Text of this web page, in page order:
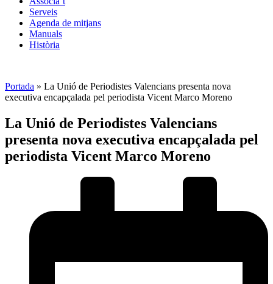
Serveis
Agenda de mitjans
Manuals
Història
Portada » La Unió de Periodistes Valencians presenta nova
executiva encapçalada pel periodista Vicent Marco Moreno
La Unió de Periodistes Valencians
presenta nova executiva encapçalada pel
periodista Vicent Marco Moreno